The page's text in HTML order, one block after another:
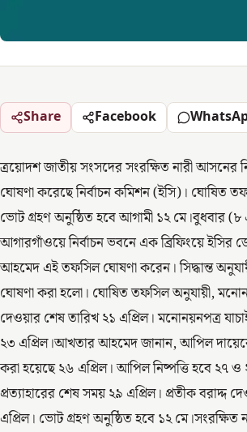
Share Facebook
ত্রয়োদশ জাতীয় সংসদের সংরক্ষিত নারী আসনের
ঘোষণা করেছে নির্বাচন কমিশন (ইসি)। ঘোষিত
ভোট গ্রহণ অনুষ্ঠিত হবে আগামী ১২ মে।বুধবার (৮
আগারগাঁওয়ে নির্বাচন ভবনে এক ব্রিফিংয়ে ইসির
আহমেদ এই তফসিল ঘোষণা করেন। সিদ্ধান্ত
ঘোষণা করা হলো। ঘোষিত তফসিল অনুযায়ী,
দেওয়ার শেষ তারিখ ২১ এপ্রিল। মনোনয়নপত্র
২৩ এপ্রিল।আখতার আহমেদ জানান, আপিল
করা হয়েছে ২৬ এপ্রিল। আপিল নিষ্পত্তি হবে ২৭ ও
প্রত্যাহারের শেষ সময় ২৯ এপ্রিল। প্রতীক বরাদ্দ
এপ্রিল। ভোট গ্রহণ অনুষ্ঠিত হবে ১২ মে।সংরক্ষিত